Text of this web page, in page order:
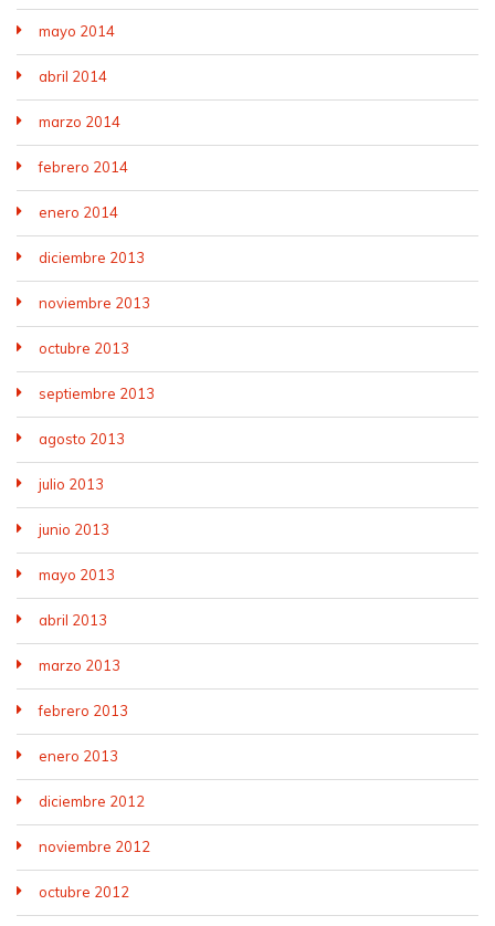
mayo 2014
abril 2014
marzo 2014
febrero 2014
enero 2014
diciembre 2013
noviembre 2013
octubre 2013
septiembre 2013
agosto 2013
julio 2013
junio 2013
mayo 2013
abril 2013
marzo 2013
febrero 2013
enero 2013
diciembre 2012
noviembre 2012
octubre 2012